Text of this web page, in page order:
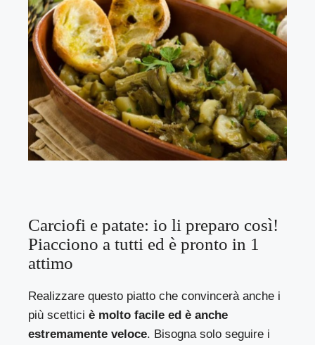
Carciofi e patate: io li preparo così!
Piacciono a tutti ed è pronto in 1
attimo
Realizzare questo piatto che convincerà anche i
più scetticiè molto facile ed è anche
estremamente veloce. Bisogna solo seguire i